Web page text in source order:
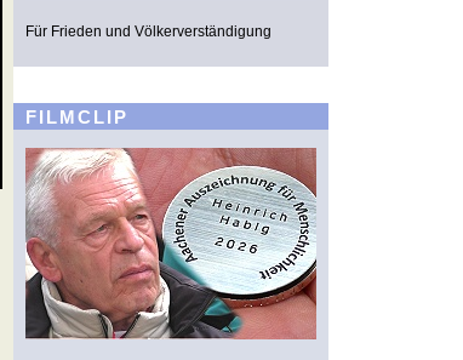
Für Frieden und Völkerverständigung
FILMCLIP